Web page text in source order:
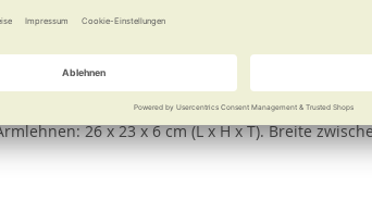
Design mit höchster Qualität und Flexibilität.
Ausführung mit Ablage, quadratisch können
und Aufstehen bietet die Variante mit
bei Ausführung mit Armlehnen. Stellfläche:
26 x 23 x 6 cm (L x H x T). Breite